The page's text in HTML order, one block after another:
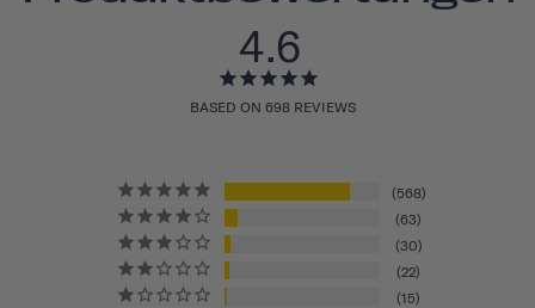
4.6
BASED ON 698 REVIEWS
568
63
30
22
15